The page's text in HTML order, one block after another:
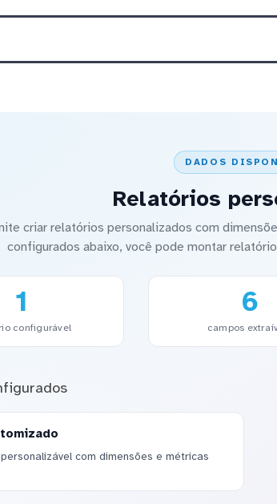
DADOS
Relatórios
criar relatórios personalizados com
configurados abaixo, você pode montar
1
configurável
6
campos
com dimensões e métricas